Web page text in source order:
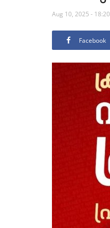
Aug 10, 2025 - 18:20
Facebook